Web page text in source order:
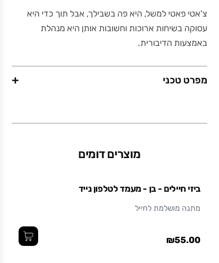
צ'אטי פאטי למשל, היא פה בשבילך, אבל תוך כדי היא
עסוקה בשיחות ארוכות וחשובות אותן היא מנהלת
באמצעות הדיבורית.
מפרט טכני +
משקל (גרם)
חומר
מוצרים דומים
ביזי חיילים - בן - מעמד לטלפון נייד
מתנה מושלמת לחייל
₪55.00